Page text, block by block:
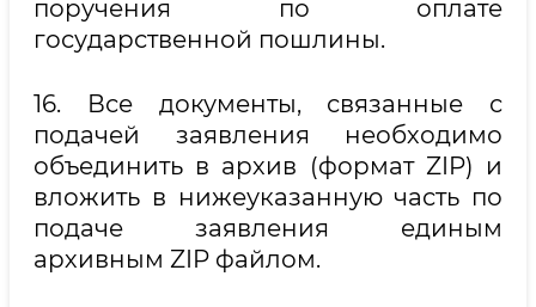
поручения по оплате
государственной пошлины.
16. Все документы, связанные с
подачей заявления необходимо
объединить в архив (формат ZIP) и
вложить в нижеуказанную часть по
подаче заявления единым
архивным ZIP файлом.